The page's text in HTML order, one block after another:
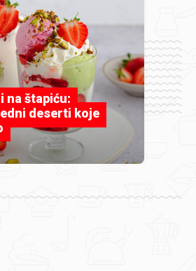
na štapiću:
deserti koje